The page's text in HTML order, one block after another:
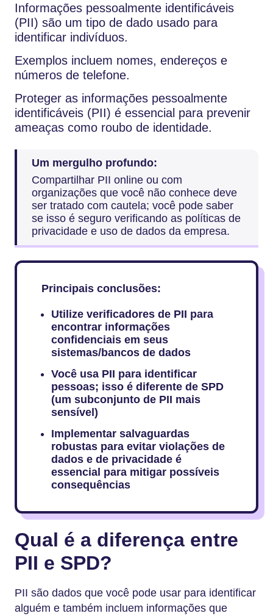
Informações pessoalmente identificáveis
(PII) são um tipo de dado usado para
identificar indivíduos.
Exemplos incluem nomes, endereços e
números de telefone.
Proteger as informações pessoalmente
identificáveis (PII) é essencial para prevenir
ameaças como roubo de identidade.
Um mergulho profundo:
Compartilhar PII online ou com
organizações que você não conhece deve
ser tratado com cautela; você pode saber
se isso é seguro verificando as políticas de
privacidade e uso de dados da empresa.
Principais conclusões:
Utilize verificadores de PII para
encontrar informações
confidenciais em seus
sistemas/bancos de dados
Você usa PII para identificar
pessoas; isso é diferente de SPD
(um subconjunto de PII mais
sensível)
Implementar salvaguardas
robustas para evitar violações de
dados e de privacidade é
essencial para mitigar possíveis
consequências
Qual é a diferença entre
PII e SPD?
PII são dados que você pode usar para identificar
alguém e também incluem informações que